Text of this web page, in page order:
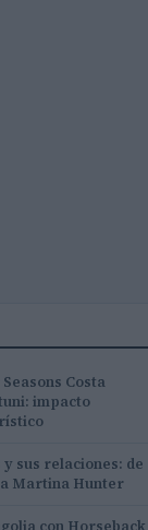
Costa
impacto
sus relaciones: de
Martina Hunter
con Horseback